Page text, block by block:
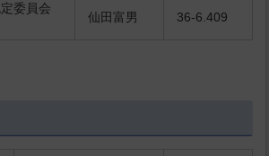
委員会
仙田富男 36-6.409